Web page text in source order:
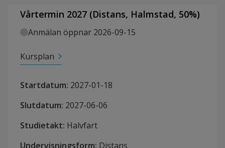
Vårtermin 2027 (Distans, Halmstad, 50%)
Anmälan öppnar 2026-09-15
Kursplan
Startdatum: 2027-01-18
Slutdatum: 2027-06-06
Studietakt: Halvfart
Undervisningsform: Distans